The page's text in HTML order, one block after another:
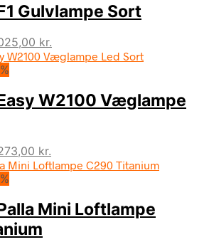
kr..2.138,00 kr..
Gulvlampe Sort
kr..
kr.
aktuelle
1.025,00 kr..
W2100 Væglampe
kr..
kr.
aktuelle
1.273,00 kr..
Mini Loftlampe